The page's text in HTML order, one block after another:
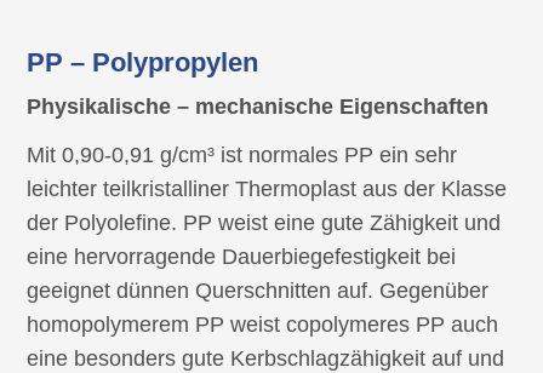
PP – Polypropylen
Physikalische – mechanische Eigenschaften
Mit 0,90-0,91 g/cm³ ist normales PP ein sehr
leichter teilkristalliner Thermoplast aus der Klasse
der Polyolefine. PP weist eine gute Zähigkeit und
eine hervorragende Dauerbiegefestigkeit bei
geeignet dünnen Querschnitten auf. Gegenüber
homopolymerem PP weist copolymeres PP auch
eine besonders gute Kerbschlagzähigkeit auf und